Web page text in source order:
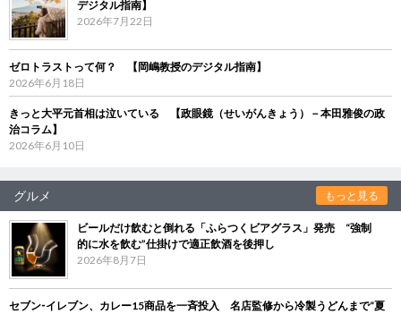
デジタル指南】
2026年7月22日
ゼロトラストって何？ 【岡嶋教授のデジタル指南】
2026年6月18日
きっと大平元首相は泣いている 【政眼鏡（せいがんきょう）－本田雅俊の政
治コラム】
2026年6月10日
グルメ もっと見る
ビールだけ飲むと倒れる「ふらつくビアグラス」発売 “強制
的に水を飲む”仕掛けで適正飲酒を後押し
2026年8月7日
セブン‐イレブン、カレー15商品を一斉投入 名店監修から冷製うどんまで“夏